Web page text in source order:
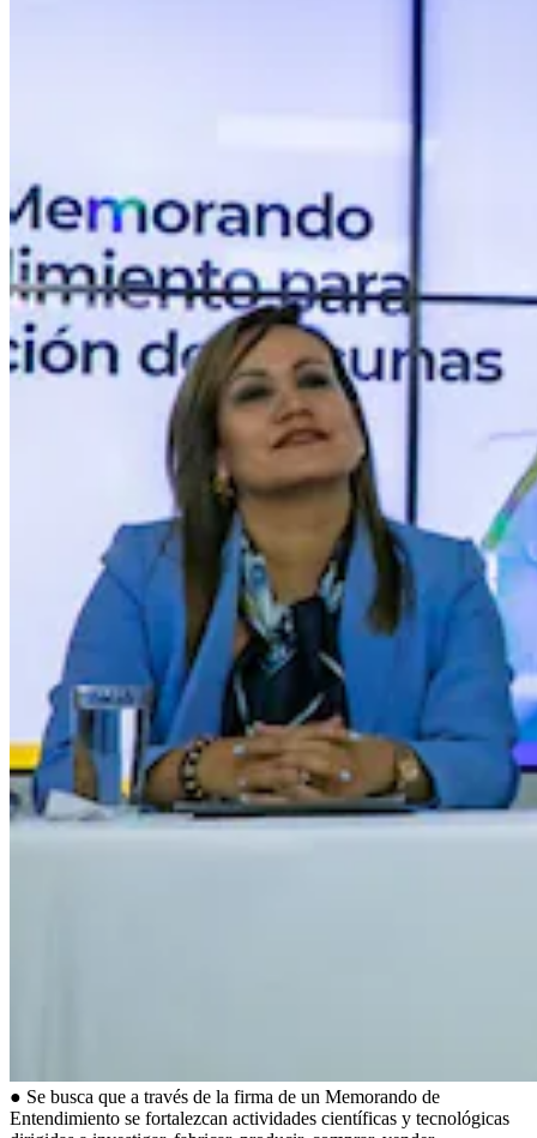
● Se busca que a través de la firma de un Memorando de
Entendimiento se fortalezcan actividades científicas y tecnológicas